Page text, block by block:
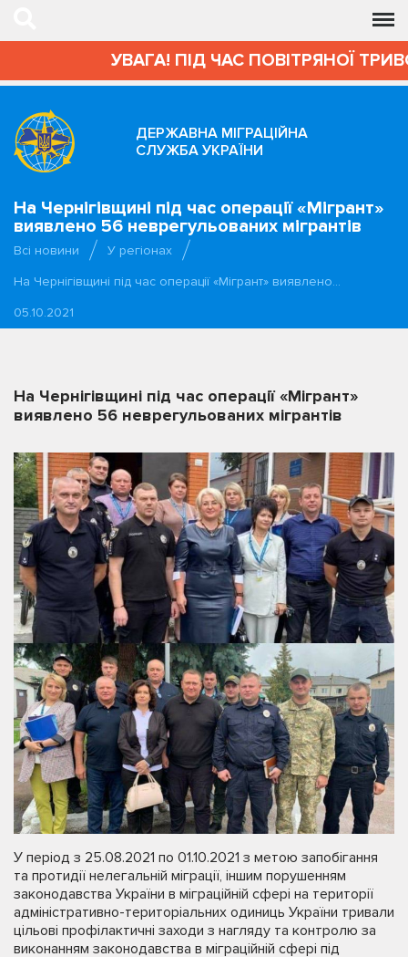
УВАГА! ПІД ЧАС ПОВІТРЯНОЇ
ДЕРЖАВНА МІГРАЦІЙНА
СЛУЖБА УКРАЇНИ
На Чернігівщині під час операції «Мігрант»
виявлено 56 неврегульованих мігрантів
Всі новини
У регіонах
На Чернігівщині під час операції «Мігрант» виявлено…
05.10.2021
На Чернігівщині під час операції «Мігрант»
виявлено 56 неврегульованих мігрантів
У період з 25.08.2021 по 01.10.2021 з метою запобігання
та протидії нелегальній міграції, іншим порушенням
законодавства України в міграційній сфері на території
адміністративно-територіальних одиниць України тривали
цільові профілактичні заходи з нагляду та контролю за
виконанням законодавства в міграційній сфері під